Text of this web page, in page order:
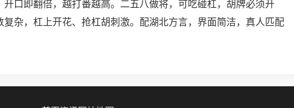
口即翻倍，越打番越高。二五八做将，可吃碰杠，胡牌必须开
杂，杠上开花、抢杠胡刺激。配湖北方言，界面简洁，真人匹配